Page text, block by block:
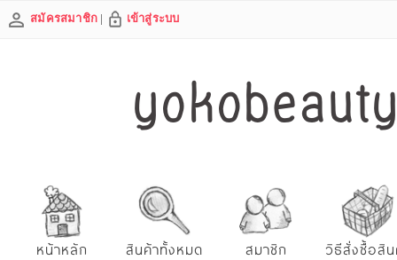
สมัครสมาชิก | เข้าสู่ระบบ
หน้าหลัก สินค้าทั้งหมด สมาชิก วิธีสั่งซื้อสิ